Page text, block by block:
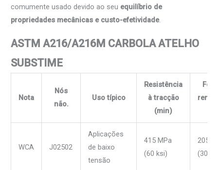
comumente usado devido ao seu equilíbrio de
propriedades mecânicas e custo-efetividade.
ASTM A216/A216M CARBOLA ATELHO
SUBSTIME
Nota
Nós
não.
Uso típico
Resistência
à tracção
(min)
WCA J02502
Aplicações
de baixo
tensão
415 MPa
(60 ksi)
205
(30